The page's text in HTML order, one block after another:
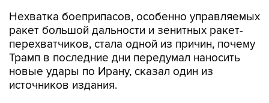
Нехватка боеприпасов, особенно управляемых
ракет большой дальности и зенитных ракет-
перехватчиков, стала одной из причин, почему
Трамп в последние дни передумал наносить
новые удары по Ирану, сказал один из
источников издания.